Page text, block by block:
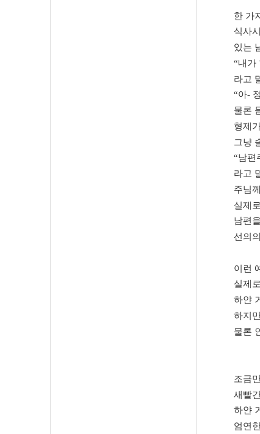
한 가
식사
있는
“내가
라고
“아-
물론
형제
그냥
“남편
라고
주님
실제
남편
선의
이런
실제
하얀
하지
물론
조금
새빨
하얀
엄연